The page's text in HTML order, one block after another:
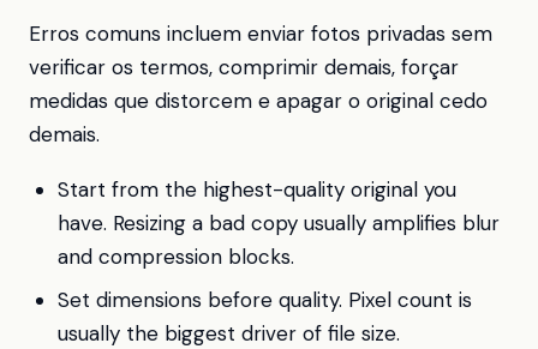
Erros comuns incluem enviar fotos privadas sem
verificar os termos, comprimir demais, forçar
medidas que distorcem e apagar o original cedo
demais.
Start from the highest-quality original you
have. Resizing a bad copy usually amplifies blur
and compression blocks.
Set dimensions before quality. Pixel count is
usually the biggest driver of file size.